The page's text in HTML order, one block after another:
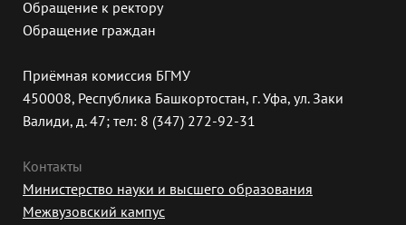
Обращение к ректору
Обращение граждан
Приёмная комиссия БГМУ
450008, Республика Башкортостан, г. Уфа, ул. Заки
Валиди, д. 47; тел: 8 (347) 272-92-31
Контакты
Министерство науки и высшего образования
Межвузовский кампус